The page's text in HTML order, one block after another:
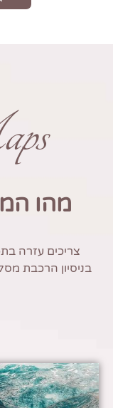
מהו
צריכים עזרה
בניסיון הרכבת